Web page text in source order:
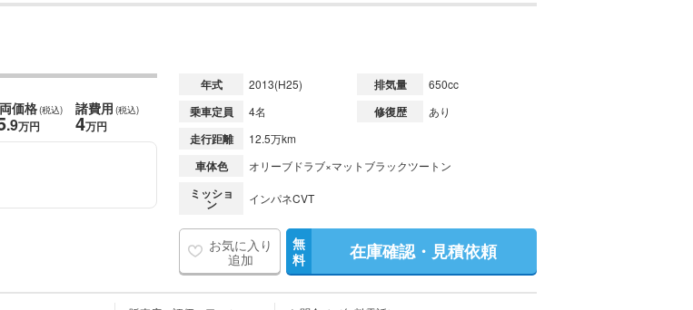
価格(税込)
.9万円
諸費用 (税込)
4万円
年式 2013(H25) 排気量 650cc
乗車定員 4名 修復歴 あり
走行距離 12.5万km
車体色 オリーブドラブ×マットブラックツートン
ミッショ
ン インパネCVT
お気に入り
追加
無
料
在庫確認・見積依頼